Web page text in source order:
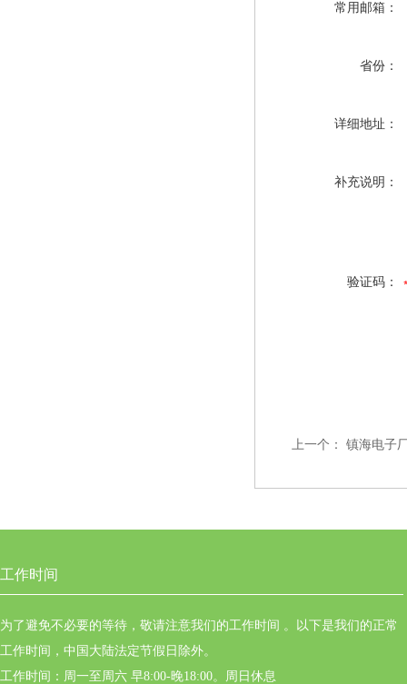
常用邮箱：
省份：
详细地址：
补充说明：
验证码：
上一个： 镇海电子
工作时间
为了避免不必要的等待，敬请注意我们的工作时间 。以下是我们的正常
工作时间，中国大陆法定节假日除外。
工作时间：周一至周六 早8:00-晚18:00。周日休息